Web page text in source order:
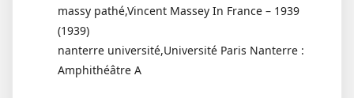
massy pathé,Vincent Massey In France – 1939
(1939)
nanterre université,Université Paris Nanterre :
Amphithéâtre A